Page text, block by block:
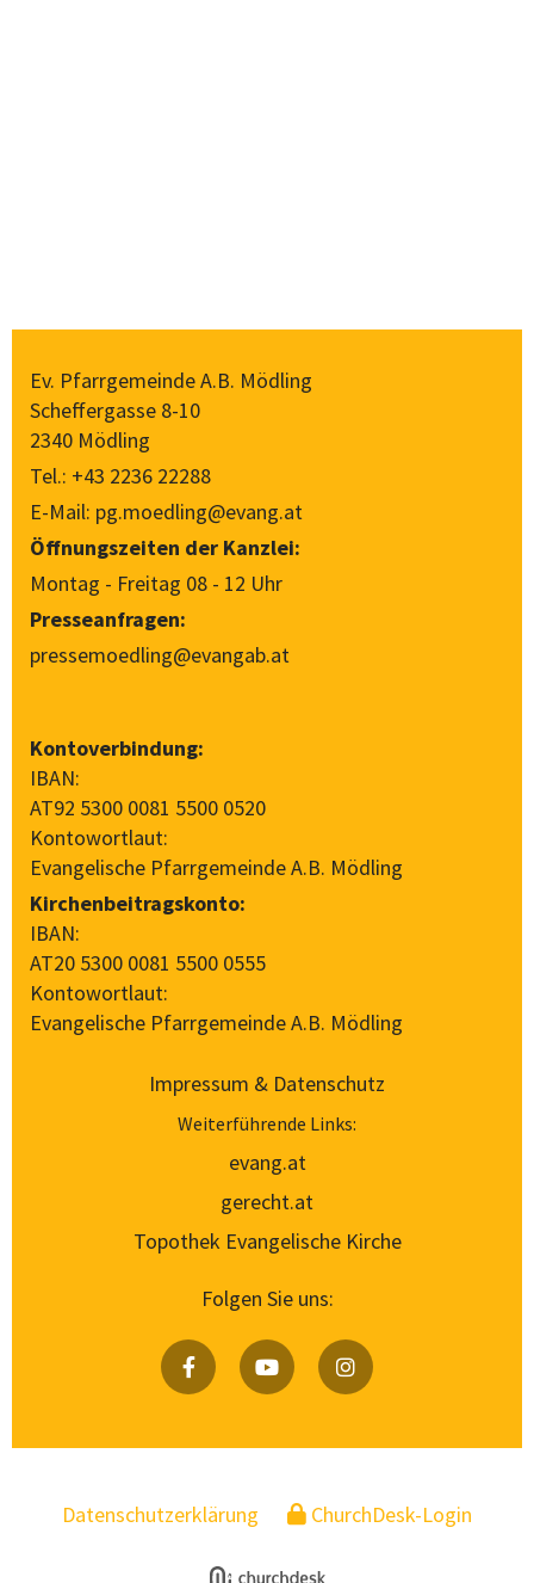
Ev. Pfarrgemeinde A.B. Mödling
Scheffergasse 8-10
2340 Mödling
Tel.: +43 2236 22288
E-Mail: pg.moedling@evang.at
Öffnungszeiten der Kanzlei:
Montag - Freitag 08 - 12 Uhr
Presseanfragen:
pressemoedling@evangab.at
Kontoverbindung:
IBAN:
AT92 5300 0081 5500 0520
Kontowortlaut:
Evangelische Pfarrgemeinde A.B. Mödling
Kirchenbeitragskonto:
IBAN:
AT20 5300 0081 5500 0555
Kontowortlaut:
Evangelische Pfarrgemeinde A.B. Mödling
Impressum & Datenschutz
Weiterführende Links:
evang.at
gerecht.at
Topothek Evangelische Kirche
Folgen Sie uns:
Datenschutzerklärung ChurchDesk-Login